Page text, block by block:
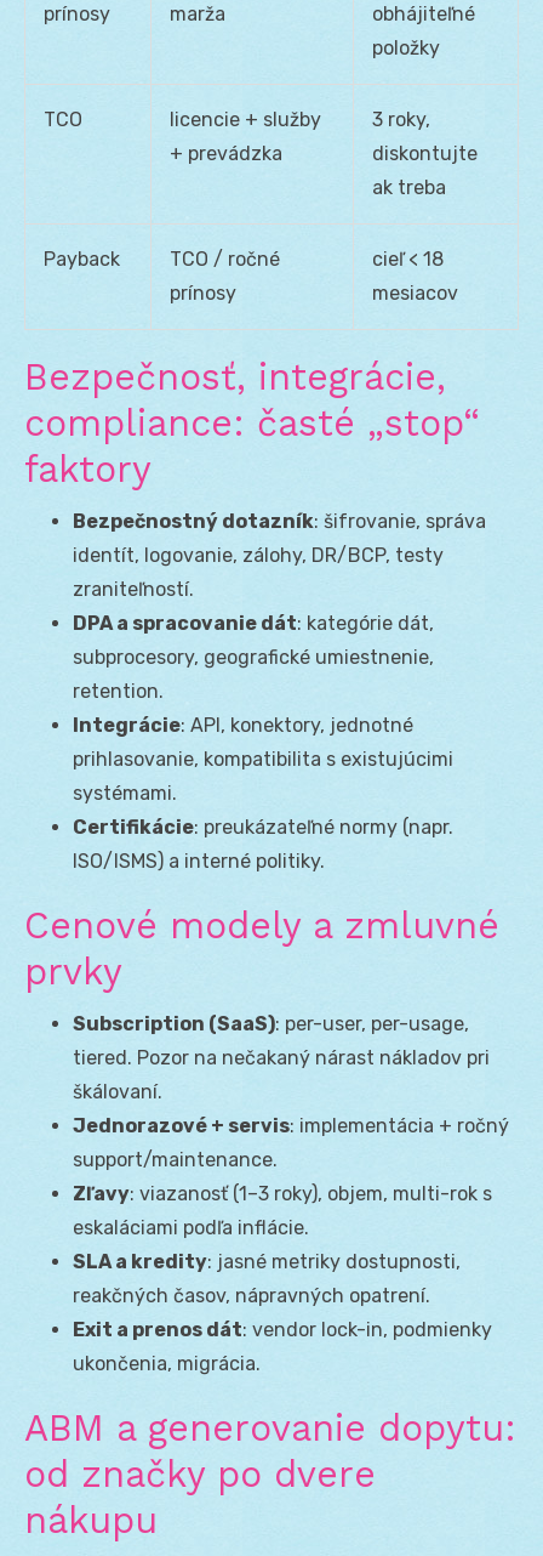
prínosy
marža
obhájiteľné
položky
TCO
licencie + služby
+ prevádzka
3 roky,
diskontujte
ak treba
Payback
TCO / ročné
prínosy
cieľ < 18
mesiacov
Bezpečnosť, integrácie,
compliance: časté „stop“
faktory
Bezpečnostný dotazník: šifrovanie, správa
identít, logovanie, zálohy, DR/BCP, testy
zraniteľností.
DPA a spracovanie dát: kategórie dát,
subprocesory, geografické umiestnenie,
retention.
Integrácie: API, konektory, jednotné
prihlasovanie, kompatibilita s existujúcimi
systémami.
Certifikácie: preukázateľné normy (napr.
ISO/ISMS) a interné politiky.
Cenové modely a zmluvné
prvky
Subscription (SaaS): per-user, per-usage,
tiered. Pozor na nečakaný nárast nákladov pri
škálovaní.
Jednorazové + servis: implementácia + ročný
support/maintenance.
Zľavy: viazanosť (1–3 roky), objem, multi-rok s
eskaláciami podľa inflácie.
SLA a kredity: jasné metriky dostupnosti,
reakčných časov, nápravných opatrení.
Exit a prenos dát: vendor lock-in, podmienky
ukončenia, migrácia.
ABM a generovanie dopytu:
od značky po dvere
nákupu